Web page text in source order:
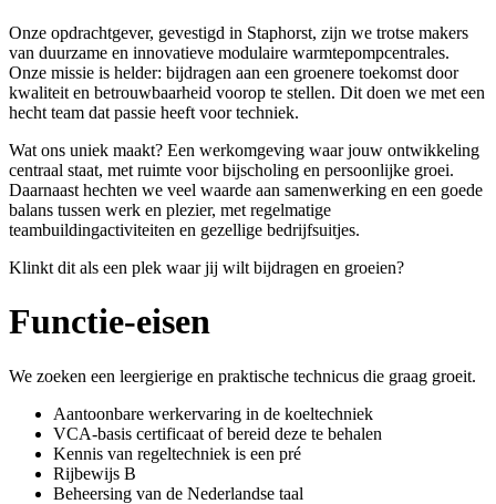
Onze opdrachtgever, gevestigd in Staphorst, zijn we trotse makers
van duurzame en innovatieve modulaire warmtepompcentrales.
Onze missie is helder: bijdragen aan een groenere toekomst door
kwaliteit en betrouwbaarheid voorop te stellen. Dit doen we met een
hecht team dat passie heeft voor techniek.
Wat ons uniek maakt? Een werkomgeving waar jouw ontwikkeling
centraal staat, met ruimte voor bijscholing en persoonlijke groei.
Daarnaast hechten we veel waarde aan samenwerking en een goede
balans tussen werk en plezier, met regelmatige
teambuildingactiviteiten en gezellige bedrijfsuitjes.
Klinkt dit als een plek waar jij wilt bijdragen en groeien?
Functie-eisen
We zoeken een leergierige en praktische technicus die graag groeit.
Aantoonbare werkervaring in de koeltechniek
VCA-basis certificaat of bereid deze te behalen
Kennis van regeltechniek is een pré
Rijbewijs B
Beheersing van de Nederlandse taal